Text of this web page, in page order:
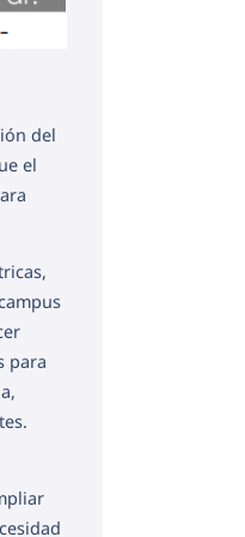
del
el
para